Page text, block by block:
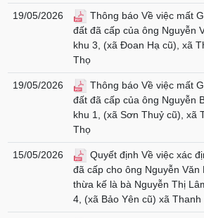
19/05/2026
Thông báo Về việc mất
đất đã cấp của ông Nguyễn
khu 3, (xã Đoan Hạ cũ), xã
Thọ
19/05/2026
Thông báo Về việc mất
đất đã cấp của ông Nguyễn
khu 1, (xã Sơn Thuỷ cũ), xã
Thọ
15/05/2026
Quyết định Về việc xác
đã cấp cho ông Nguyễn
thừa kế là bà Nguyễn Thị
4, (xã Bảo Yên cũ) xã